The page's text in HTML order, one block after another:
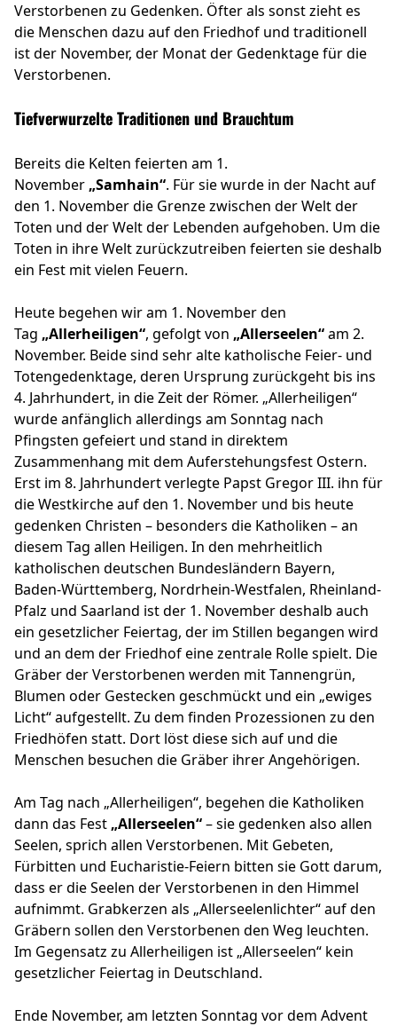
Verstorbenen zu Gedenken. Öfter als sonst zieht es
die Menschen dazu auf den Friedhof und traditionell
ist der November, der Monat der Gedenktage für die
Verstorbenen.
Tiefverwurzelte Traditionen und Brauchtum
Bereits die Kelten feierten am 1.
November „Samhain“. Für sie wurde in der Nacht auf
den 1. November die Grenze zwischen der Welt der
Toten und der Welt der Lebenden aufgehoben. Um die
Toten in ihre Welt zurückzutreiben feierten sie deshalb
ein Fest mit vielen Feuern.
Heute begehen wir am 1. November den
Tag „Allerheiligen“, gefolgt von „Allerseelen“am 2.
November. Beide sind sehr alte katholische Feier- und
Totengedenktage, deren Ursprung zurückgeht bis ins
4. Jahrhundert, in die Zeit der Römer. „Allerheiligen“
wurde anfänglich allerdings am Sonntag nach
Pfingsten gefeiert und stand in direktem
Zusammenhang mit dem Auferstehungsfest Ostern.
Erst im 8. Jahrhundert verlegte Papst Gregor III. ihn für
die Westkirche auf den 1. November und bis heute
gedenken Christen – besonders die Katholiken – an
diesem Tag allen Heiligen. In den mehrheitlich
katholischen deutschen Bundesländern Bayern,
Baden-Württemberg, Nordrhein-Westfalen, Rheinland-
Pfalz und Saarland ist der 1. November deshalb auch
ein gesetzlicher Feiertag, der im Stillen begangen wird
und an dem der Friedhof eine zentrale Rolle spielt. Die
Gräber der Verstorbenen werden mit Tannengrün,
Blumen oder Gestecken geschmückt und ein „ewiges
Licht“ aufgestellt. Zu dem finden Prozessionen zu den
Friedhöfen statt. Dort löst diese sich auf und die
Menschen besuchen die Gräber ihrer Angehörigen.
Am Tag nach „Allerheiligen“, begehen die Katholiken
dann das Fest „Allerseelen“– sie gedenken also allen
Seelen, sprich allen Verstorbenen. Mit Gebeten,
Fürbitten und Eucharistie-Feiern bitten sie Gott darum,
dass er die Seelen der Verstorbenen in den Himmel
aufnimmt. Grabkerzen als „Allerseelenlichter“ auf den
Gräbern sollen den Verstorbenen den Weg leuchten.
Im Gegensatz zu Allerheiligen ist „Allerseelen“ kein
gesetzlicher Feiertag in Deutschland.
Ende November, am letzten Sonntag vor dem Advent